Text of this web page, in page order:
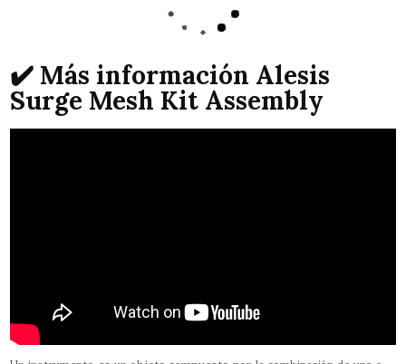
✔️ Más información Alesis
Surge Mesh Kit Assembly